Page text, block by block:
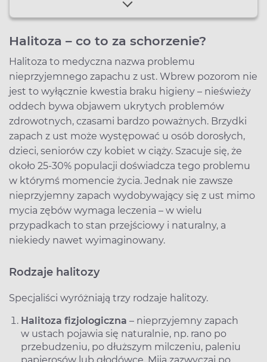
Halitoza – co to za schorzenie?
Halitoza to medyczna nazwa problemu
nieprzyjemnego zapachu z ust. Wbrew pozorom nie
jest to wyłącznie kwestia braku higieny – nieświeży
oddech bywa objawem ukrytych problemów
zdrowotnych, czasami bardzo poważnych. Brzydki
zapach z ust może występować u osób dorosłych,
dzieci, seniorów czy kobiet w ciąży. Szacuje się, że
około 25-30% populacji doświadcza tego problemu
w którymś momencie życia. Jednak nie zawsze
nieprzyjemny zapach wydobywający się z ust mimo
mycia zębów wymaga leczenia – w wielu
przypadkach to stan przejściowy i naturalny, a
niekiedy nawet wyimaginowany.
Rodzaje halitozy
Specjaliści wyróżniają trzy rodzaje halitozy.
Halitoza fizjologiczna – nieprzyjemny zapach
w ustach pojawia się naturalnie, np. rano po
przebudzeniu, po dłuższym milczeniu, paleniu